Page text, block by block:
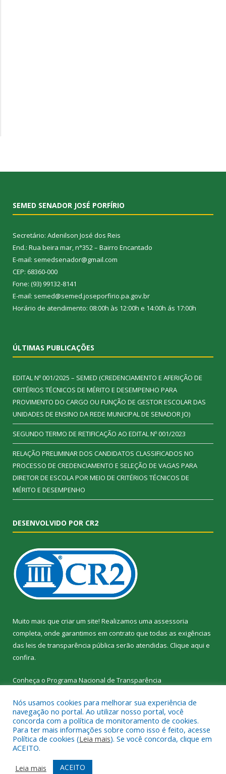
SEMED SENADOR JOSÉ PORFÍRIO
Secretário: Adenilson José dos Reis
End.: Rua beira mar, n°352 – Bairro Encantado
E-mail: semedsenador@gmail.com
CEP: 68360-000
Fone: (93) 99132-8141
E-mail: semed@semed.joseporfirio.pa.gov.br
Horário de atendimento: 08:00h às 12:00h e 14:00h ás 17:00h
ÚLTIMAS PUBLICAÇÕES
EDITAL Nº 001/2025 – SEMED (CREDENCIAMENTO E AFERIÇÃO DE
CRITÉRIOS TÉCNICOS DE MÉRITO E DESEMPENHO PARA
PROVIMENTO DO CARGO OU FUNÇÃO DE GESTOR ESCOLAR DAS
UNIDADES DE ENSINO DA REDE MUNICIPAL DE SENADOR JO)
SEGUNDO TERMO DE RETIFICAÇÃO AO EDITAL Nº 001/2023
RELAÇÃO PRELIMINAR DOS CANDIDATOS CLASSIFICADOS NO
PROCESSO DE CREDENCIAMENTO E SELEÇÃO DE VAGAS PARA
DIRETOR DE ESCOLA POR MEIO DE CRITÉRIOS TÉCNICOS DE
MÉRITO E DESEMPENHO
DESENVOLVIDO POR CR2
Muito mais que criar um site! Realizamos uma assessoria
completa, onde garantimos em contrato que todas as exigências
das leis de transparência pública serão atendidas. Clique aqui e
confira.
Conheça o Programa Nacional de Transparência
Todos os direitos reservados a SEMED – Secretaria Municipal de
Educação de Senador José Porfírio.
Mapa do Site
Acessar Área Administrativa
Nós usamos cookies para melhorar sua experiência de
navegação no portal. Ao utilizar nosso portal, você
concorda com a política de monitoramento de cookies.
Para ter mais informações sobre como isso é feito, acesse
Política de cookies (Leia mais). Se você concorda, clique em
ACEITO.
Leia mais
ACEITO